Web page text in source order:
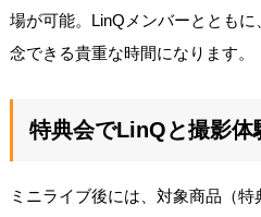
場が可能。LinQメンバーととも
念できる貴重な時間になります。
特典会でLinQと撮影体
ミニライブ後には、対象商品（